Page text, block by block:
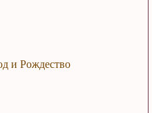
и Рождество